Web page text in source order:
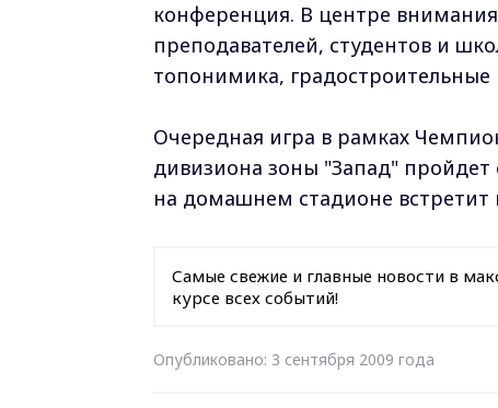
конференция. В центре
преподавателей, студентов и
топонимика, градостроительные
Очередная игра в рамках
дивизиона зоны "Запад"
на домашнем стадионе
Самые свежие и главные новости в
курсе всех событий!
Опубликовано: 3 сентября 2009 года